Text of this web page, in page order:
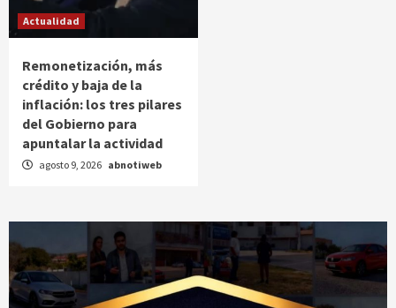
Actualidad
Remonetización, más
crédito y baja de la
inflación: los tres pilares
del Gobierno para
apuntalar la actividad
agosto 9, 2026 abnotiweb